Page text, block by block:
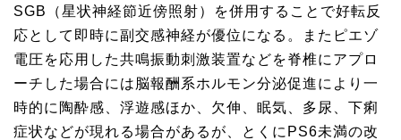
SGB（星状神経節近傍照射）を併用することで好転反
応として即時に副交感神経が優位になる。またピエゾ
電圧を応用した共鳴振動刺激装置などを脊椎にアプロ
ーチした場合には脳報酬系ホルモン分泌促進により一
時的に陶酔感、浮遊感ほか、欠伸、眠気、多尿、下痢
症状などが現れる場合があるが、とくにPS6未満の改